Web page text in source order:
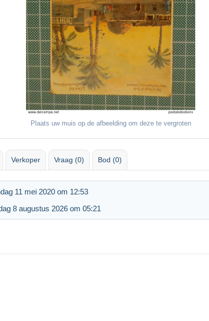
Plaats uw muis op de afbeelding om deze te vergroten
Verkoper Vraag (0) Bod (0)
11 mei 2020 om 12:53
8 augustus 2026 om 05:21